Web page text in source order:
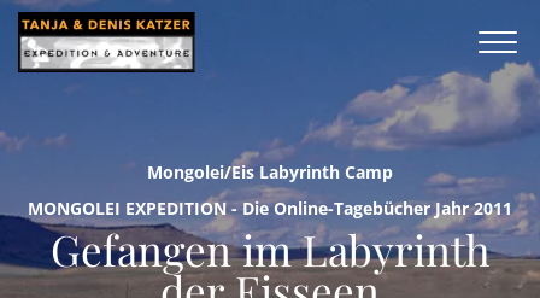
Mongolei/Eis Labyrinth Camp
MONGOLEI EXPEDITION - Die Online-Tagebücher Jahr 2011
Gefangen im Labyrinth